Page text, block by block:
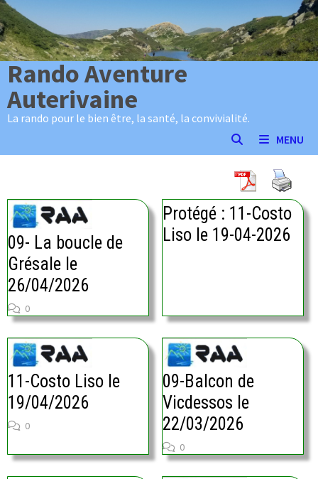
Passer
au
contenu
Rando Aventure
Auterivaine
La rando pour le bien être, la santé, la convivialité.
MENU
09- La boucle de
Grésale le
26/04/2026
0
Protégé : 11-Costo
Liso le 19-04-2026
11-Costo Liso le
19/04/2026
0
09-Balcon de
Vicdessos le
22/03/2026
0